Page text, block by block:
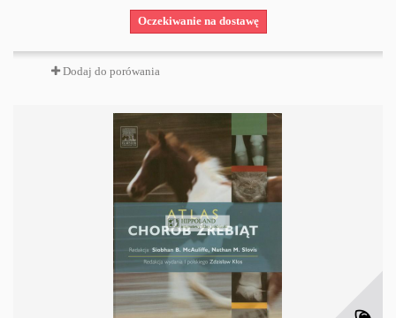
Oczekiwanie na dostawę
Dodaj do porówania